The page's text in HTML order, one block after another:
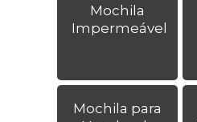
Mochila
Impermeável
Mochila para